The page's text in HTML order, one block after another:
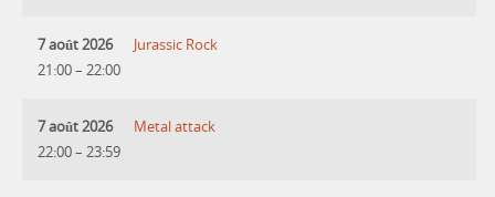
7 août 2026
21:00– 22:00
Jurassic Rock
7 août 2026
22:00– 23:59
Metal attack